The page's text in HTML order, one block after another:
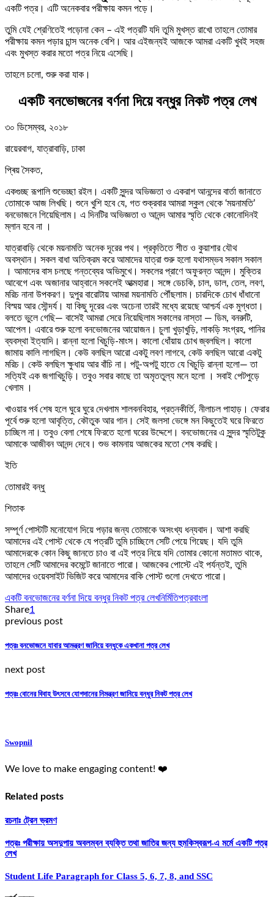
একটি পত্র। এটি অনেকবার পরীক্ষায় কমন পড়ে।
তুমি যেই শ্রেণিতেই পড়োনা কেন – এই পত্রটি যদি তুমি মুখস্ত রাখো তাহলে তোমার
পরীক্ষায় কমন পড়ার চান্স অনেক বেশি। আর এইজন্যই আজকে আমরা একটি খুবই সহজ
এবং মুখস্ত করার মতো পত্র নিয়ে এসেছি।
তাহলে চলো, শুরু করা যাক।
একটি বনভোজনের বর্ণনা দিয়ে বন্ধুর নিকট পত্র লেখ
৩০ ডিসেম্বর, ২০১৮
রায়েরবাগ, যাত্রাবাড়ি, ঢাকা
প্ৰিয় সৈকত,
একগুচ্ছ রূপালি শুভেচ্ছা রইল। একটি সুন্দর অভিজ্ঞতা ও একরাশ আনন্দের বার্তা জানাতে
তোমাকে আজ লিখছি। শুনে খুশি হবে যে, গত শুক্রবার আমরা স্কুল থেকে ‘ময়নামতি’
বনভোজনে গিয়েছিলাম। এ দিনটির অভিজ্ঞতা ও আনন্দ আমার স্মৃতি থেকে কোনোদিনই
ম্লান হবে না ।
যাত্রাবাড়ি থেকে ময়নামতি অনেক দূরের পথ। প্রকৃতিতে শীত ও কুয়াশার যৌথ
অবস্থান। সকল বাধা অতিক্রম করে আমাদের যাত্রা শুরু হলো যথাসম্ভব সকাল সকাল
। আমাদের বাস চলছে গন্তব্যের অভিমুখে। সকলের প্রাণে অফুরন্ত আনন্দ। মুক্তির
আবেগে এবং অজানার আহ্বানে সকলেই আত্মহারা। সঙ্গে ডেচকি, চাল, ডাল, তেল, লবণ,
মরিচ নানা উপকরণ। দুপুর বারোটায় আমরা ময়নামতি পৌঁছলাম। চারদিকে চোখ ধাঁধানো
বিস্ময় আর সৌন্দর্য। যা কিছু দূরের এবং অচেনা তারই মধ্যে রয়েছে আশ্চর্য এক মুগ্ধতা।
বলতে ভুলে গেছি— বাসেই আমরা সেরে নিয়েছিলাম সকালের নাস্তা — ডিম, বনরুটি,
আপেল। এবারে শুরু হলো বনভোজনের আয়োজন। চুলা খুড়াখুড়ি, লাকড়ি সংগ্রহ, পানির
ব্যবস্থা ইত্যাদি। রান্না হলো খিচুড়ি-মাংস। কালো ধোঁয়ায় চোখ জ্বলছিল। কালো
জামায় কালি লাগছিল। কেউ বলছিল আরো একটু লবণ লাগবে, কেউ বলছিল আরো একটু
মরিচ। কেউ বলছিল ক্ষুধায় আর বাঁচি না। পটু-অপটু হাতে যে খিচুড়ি রান্না হলো— তা
সত্যিই এক জগাখিচুড়ি। তবুও সবার কাছে তা অমৃততুল্য মনে হলো । সবাই পেটপুড়ে
খেলাম ।
খাওয়ার পর্ব শেষ হলে ঘুরে ঘুরে দেখলাম শালবনবিহার, প্রত্নকীর্তি, নীলাচল পাহাড়। ফেরার
পূর্বে শুরু হলো আবৃত্তি, কৌতুক আর গান। সেই জলসা ভেঙ্গে মন কিছুতেই ঘরে ফিরতে
চাচ্ছিল না। তবুও বেলা শেষে ফিরতে হলো ঘরের উদ্দেশে। বনভোজনের এ সুন্দর স্মৃতিটুকু
আমাকে আজীবন আনন্দ দেবে। শুভ কামনায় আজকের মতো শেষ করছি।
ইতি
তোমারই বন্ধু
শিতাক
সম্পূর্ণ পোস্টটি মনোযোগ দিয়ে পড়ার জন্য তোমাকে অসংখ্য ধন্যবাদ। আশা করছি
আমাদের এই পোস্ট থেকে যে পত্রটি তুমি চাচ্ছিলে সেটি পেয়ে গিয়েছ। যদি তুমি
আমাদেরকে কোন কিছু জানতে চাও বা এই পত্র নিয়ে যদি তোমার কোনো মতামত থাকে,
তাহলে সেটি আমাদের কমেন্টে জানাতে পারো। আজকের পোস্টে এই পর্যন্তই, তুমি
আমাদের ওয়েবসাইট ভিজিট করে আমাদের বাকি পোস্ট গুলো দেখতে পারো।
একটি বনভোজনের বর্ণনা দিয়ে বন্ধুর নিকট পত্র লেখনির্মিতিপত্রবাংলা
Share1
previous post
পত্রঃ বনভোজনে যাবার আমন্ত্রণ জানিয়ে বন্ধুকে একখানা পত্র লেখ
next post
পত্রঃ বোনের বিবাহ উৎসবে যোগদানের নিমন্ত্রণ জানিয়ে বন্ধুর নিকট পত্র লেখ
Swopnil
We love to make engaging content! ❤️
Related posts
রচনাঃ ট্রেন ভ্রমণ
পত্রঃ পরীক্ষায় অসদুপায় অবলম্বন ব্যক্তি তথা জাতির জন্য হুমকিস্বরূপ-এ মর্মে একটি পত্র
লেখ
Student Life Paragraph for Class 5, 6, 7, 8, and SSC